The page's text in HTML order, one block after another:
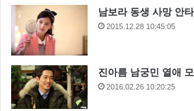
남보라 동생 사망 안
2015.12.28 10:45:05
진아름 남궁민 열애
2016.02.26 10:20:25